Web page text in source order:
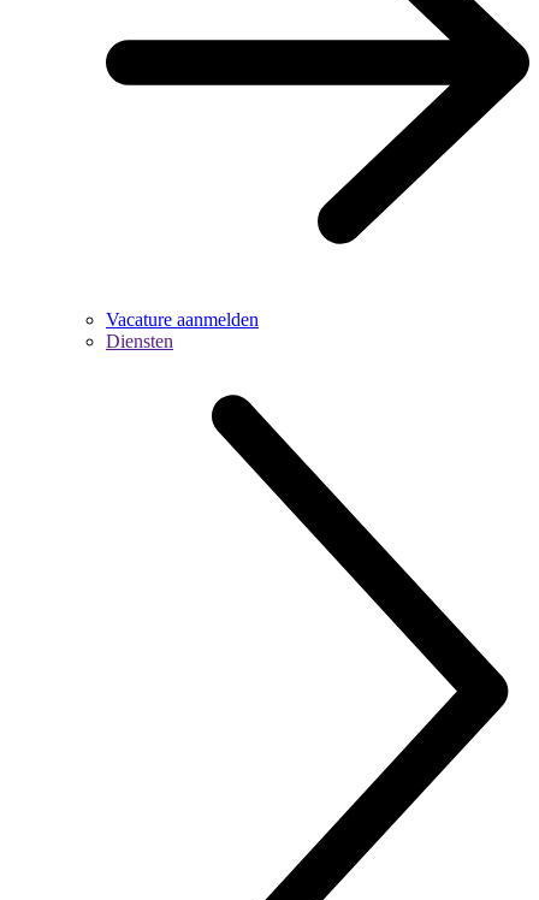
Vacature aanmelden
Diensten